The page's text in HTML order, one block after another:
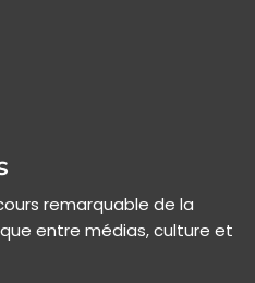
remarquable de la
entre médias, culture et